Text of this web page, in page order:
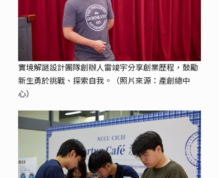
實境解謎設計團隊創辦人雷竣宇分享創業歷程，鼓勵
新生勇於挑戰、探索自我。（照片來源：產創總中
心）